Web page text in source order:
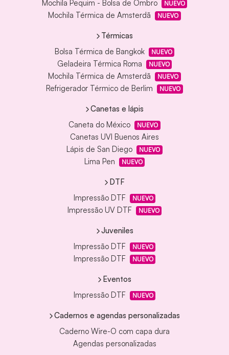
Mochila Pequim - Bolsa de Ombro NUEVO
Mochila Térmica de Amsterdã NUEVO
Térmicas
Bolsa Térmica de Bangkok
NUEVO
Geladeira Térmica Roma NUEVO
Mochila Térmica de Amsterdã NUEVO
Refrigerador Térmico de Berlim NUEVO
Canetas e lápis
Caneta do México
NUEVO
Canetas UVI Buenos Aires
Lápis de San Diego
NUEVO
Lima Pen NUEVO
DTF
Impressão DTF
NUEVO
Impressão UV DTF NUEVO
Juveniles
Impressão DTF
NUEVO
Impressão DTF NUEVO
Eventos
Impressão DTF
NUEVO
Cadernos e agendas personalizadas
Caderno Wire-O com capa dura
Agendas personalizadas